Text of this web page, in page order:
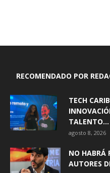
RECOMENDADO POR
TECH
TALENTO...
agosto 8, 2026
NO HABRÁ
AUTORES